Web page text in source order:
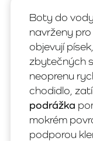
Boty do vody
navrženy
objevují
zbytečných
neoprenu
chodidlo,
podrážka
mokrém
podporou